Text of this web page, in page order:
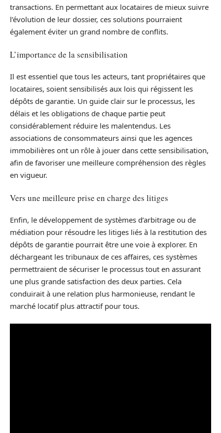
transactions. En permettant aux locataires de mieux suivre
l’évolution de leur dossier, ces solutions pourraient
également éviter un grand nombre de conflits.
L’importance de la sensibilisation
Il est essentiel que tous les acteurs, tant propriétaires que
locataires, soient sensibilisés aux lois qui régissent les
dépôts de garantie. Un guide clair sur le processus, les
délais et les obligations de chaque partie peut
considérablement réduire les malentendus. Les
associations de consommateurs ainsi que les agences
immobilières ont un rôle à jouer dans cette sensibilisation,
afin de favoriser une meilleure compréhension des règles
en vigueur.
Vers une meilleure prise en charge des litiges
Enfin, le développement de systèmes d’arbitrage ou de
médiation pour résoudre les litiges liés à la restitution des
dépôts de garantie pourrait être une voie à explorer. En
déchargeant les tribunaux de ces affaires, ces systèmes
permettraient de sécuriser le processus tout en assurant
une plus grande satisfaction des deux parties. Cela
conduirait à une relation plus harmonieuse, rendant le
marché locatif plus attractif pour tous.